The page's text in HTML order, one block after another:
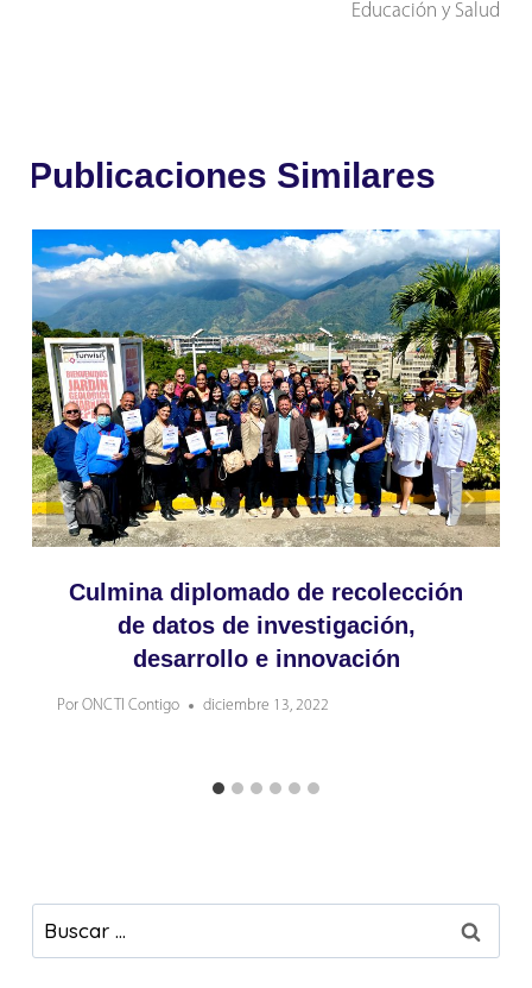
Educación y Salud
Publicaciones Similares
Culmina diplomado de recolección
de datos de investigación,
desarrollo e innovación
Por ONCTI Contigo diciembre 13, 2022
Buscar: